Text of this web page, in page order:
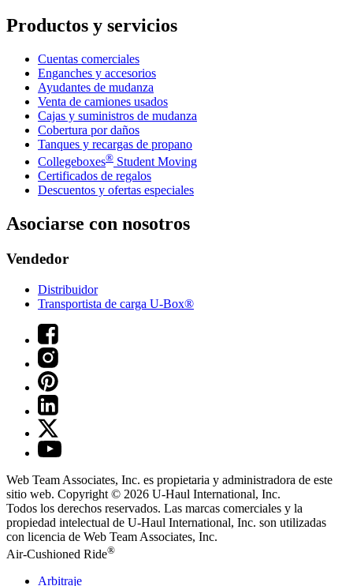
Productos y servicios
Cuentas comerciales
Enganches y accesorios
Ayudantes de mudanza
Venta de camiones usados
Cajas y suministros de mudanza
Cobertura por daños
Tanques y recargas de propano
Collegeboxes® Student Moving
Certificados de regalos
Descuentos y ofertas especiales
Asociarse con nosotros
Vendedor
Distribuidor
Transportista de carga U-Box®
Web Team Associates, Inc. es propietaria y administradora de este
sitio web. Copyright © 2026 U-Haul International, Inc.
Todos los derechos reservados. Las marcas comerciales y la
propiedad intelectual de U-Haul International, Inc. son utilizadas
con licencia de Web Team Associates, Inc.
Air-Cushioned Ride®
Arbitraje